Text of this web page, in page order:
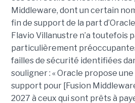
Middleware, dont un certain
fin de support de la part d’Oracle
Flavio Villanustre n’a toutefois
particulièrement
failles de sécurité identifiées
souligner : « Oracle propose
support pour [Fusion
2027 à ceux qui sont prêts à